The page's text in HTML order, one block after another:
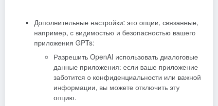
Дополнительные настройки: это опции, связанные,
например, с видимостью и безопасностью вашего
приложения GPTs:
Разрешить OpenAI использовать диалоговые
данные приложения: если ваше приложение
заботится о конфиденциальности или важной
информации, вы можете отключить эту
опцию.